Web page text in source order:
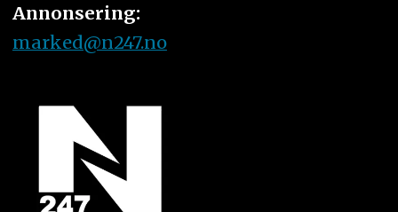
Annonsering:
marked@n247.no